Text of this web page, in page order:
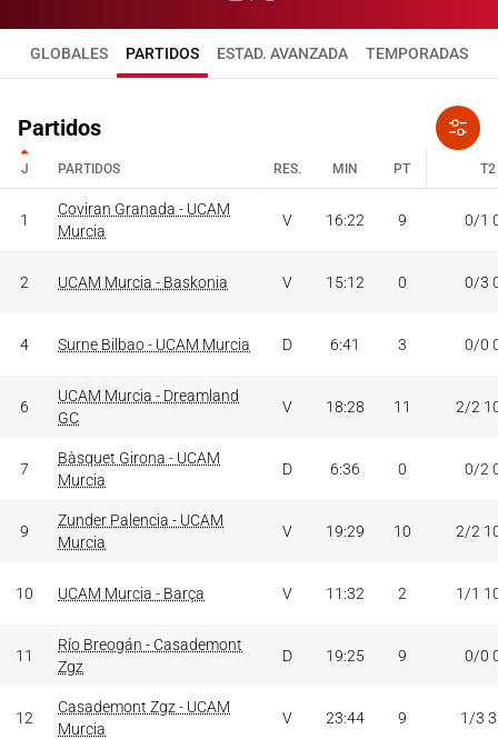
GLOBALES PARTIDOS ESTAD. AVANZADA TEMPORADAS
Partidos
J PARTIDOS RES. MIN PT T2
PARTIDOS
1
Coviran Granada - UCAM
Murcia
V 16:22 9 0/1
2 UCAM Murcia - Baskonia V 15:12 0 0/3
4 Surne Bilbao - UCAM Murcia D 6:41 3 0/0
6
UCAM Murcia - Dreamland
GC
V 18:28 11 2/2
7
Bàsquet Girona - UCAM
Murcia
D 6:36 0 0/2
9
Zunder Palencia - UCAM
Murcia
V 19:29 10 2/2
10 UCAM Murcia - Barça V 11:32 2 1/1
11
Río Breogán - Casademont
Zgz
D 19:25 9 0/0
12
Casademont Zgz - UCAM
Murcia
V 23:44 9 1/3